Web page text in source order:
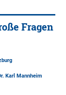
Fragen
Karl Mannheim